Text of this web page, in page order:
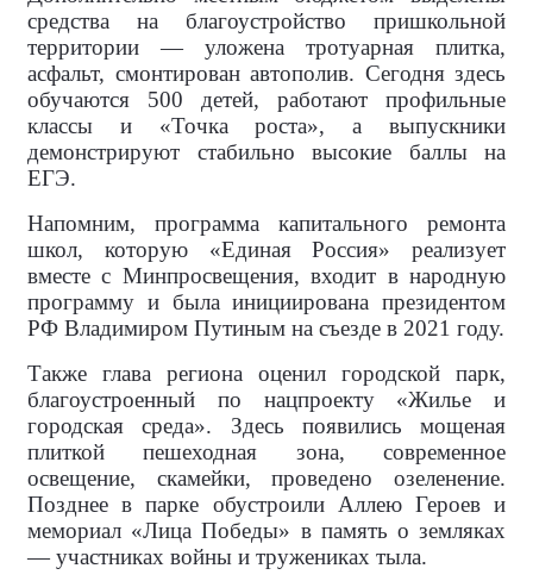
средства на благоустройство пришкольной
территории — уложена тротуарная плитка,
асфальт, смонтирован автополив. Сегодня здесь
обучаются 500 детей, работают профильные
классы и «Точка роста», а выпускники
демонстрируют стабильно высокие баллы на
ЕГЭ.
Напомним, программа капитального ремонта
школ, которую «Единая Россия» реализует
вместе с Минпросвещения, входит в народную
программу и была инициирована президентом
РФ Владимиром Путиным на съезде в 2021 году.
Также глава региона оценил городской парк,
благоустроенный по нацпроекту «Жилье и
городская среда». Здесь появились мощеная
плиткой пешеходная зона, современное
освещение, скамейки, проведено озеленение.
Позднее в парке обустроили Аллею Героев и
мемориал «Лица Победы» в память о земляках
— участниках войны и тружениках тыла.